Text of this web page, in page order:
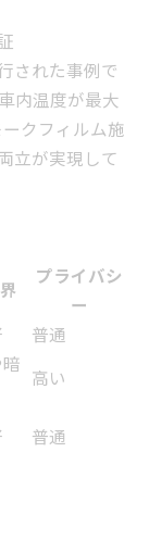
された事例で
内温度が最大
クフィルム施
立が実現して
プライバシ
ー
普通
高い
普通